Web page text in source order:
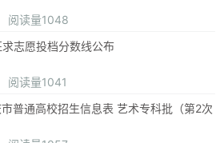
阅读量1048
志愿投档分数线公布
阅读量1041
普通高校招生信息表 艺术专科批（第2次